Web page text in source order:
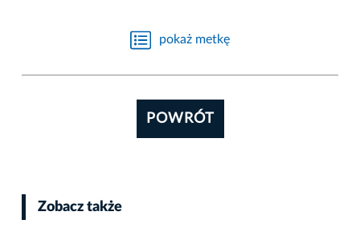
pokaż metkę
POWRÓT
Zobacz także